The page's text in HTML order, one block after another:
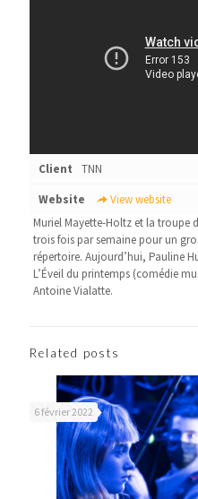
Client
TNN
Website
View website
Muriel Mayette-Holtz et la troupe
trois fois par semaine pour un
répertoire. Aujourd’hui, Pauline
L’Éveil du printemps (comédie
Antoine Vialatte.
Related posts
6 février 2022